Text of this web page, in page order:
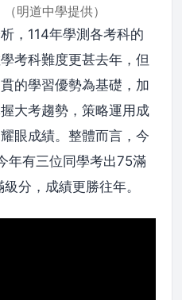
明道中學提供）
，114年學測各考科的
考科難度更甚去年，但
的學習優勢為基礎，加
大考趨勢，策略運用成
眼成績。整體而言，今
年有三位同學考出75滿
分，成績更勝往年。